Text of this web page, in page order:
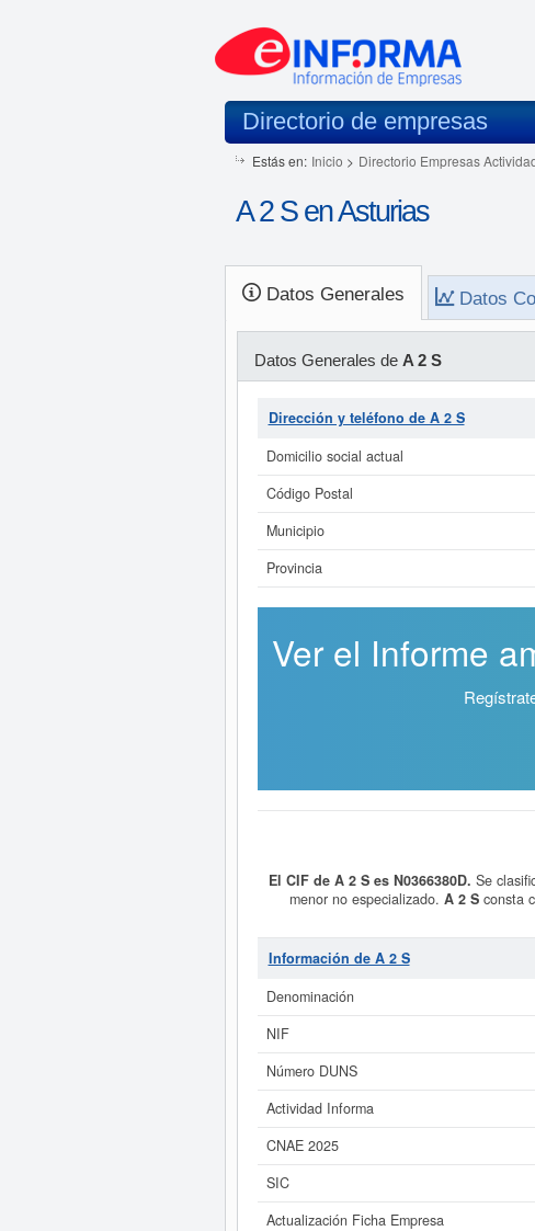
Directorio de empresas
Estás en: Inicio > Directorio Empresas
A 2 S en Asturias
Datos Generales Datos
Datos Generales de A 2 S
Dirección y teléfono de A 2 S
Domicilio social actual
Código Postal
Municipio
Provincia
Ver el Informe
El CIF de A 2 S es N0366380D. Se
menor no especializado. A 2 Sconsta
documentarse que
Si está interesado en conocer más
La
Información de A 2 S
Denominación
NIF
Número DUNS
Actividad Informa
CNAE 2025
SIC
Actualización Ficha Empresa